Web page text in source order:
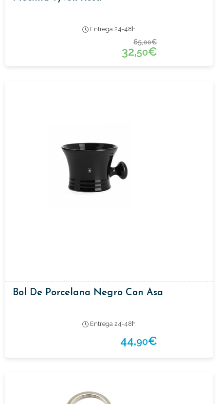
Entrega 24-48h
65,00€
32,50€
Bol De Porcelana Negro Con Asa
Entrega 24-48h
44,90€